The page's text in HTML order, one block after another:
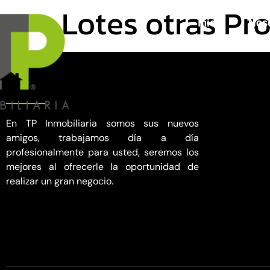
Inicio
Lotes otras
En TP Inmobiliaria somos sus nuevos
amigos, trabajamos día a día
profesionalmente para usted, seremos los
mejores al ofrecerle la oportunidad de
realizar un gran negocio.